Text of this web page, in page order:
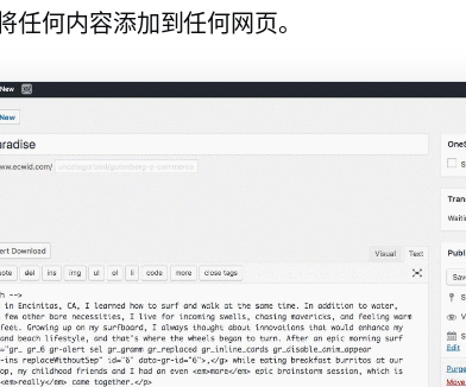
任何内容添加到任何网页。